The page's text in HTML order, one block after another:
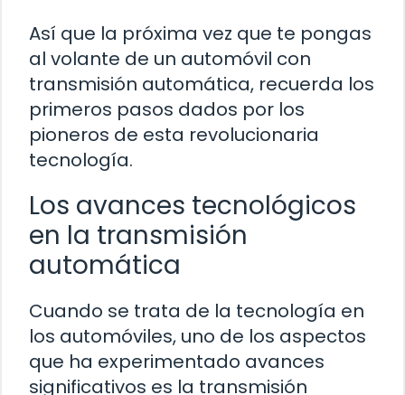
Así que la próxima vez que te pongas
al volante de un automóvil con
transmisión automática, recuerda los
primeros pasos dados por los
pioneros de esta revolucionaria
tecnología.
Los avances tecnológicos
en la transmisión
automática
Cuando se trata de la tecnología en
los automóviles, uno de los aspectos
que ha experimentado avances
significativos es la transmisión